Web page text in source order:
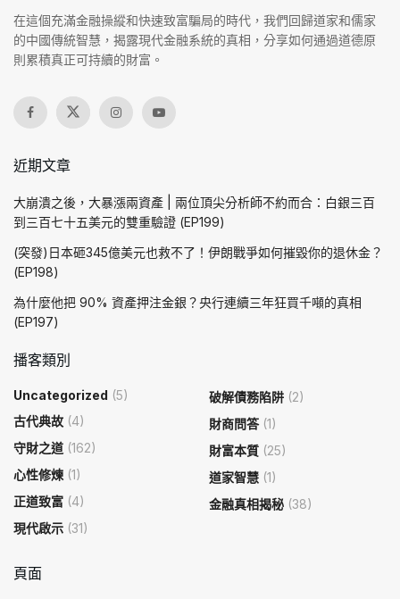
在這個充滿金融操縱和快速致富騙局的時代，我們回歸道家和儒家
的中國傳統智慧，揭露現代金融系統的真相，分享如何通過道德原
則累積真正可持續的財富。
近期文章
大崩潰之後，大暴漲兩資產 | 兩位頂尖分析師不約而合：白銀三百
到三百七十五美元的雙重驗證 (EP199)
(突發)日本砸345億美元也救不了！伊朗戰爭如何摧毀你的退休金？
(EP198)
為什麼他把 90% 資產押注金銀？央行連續三年狂買千噸的真相
(EP197)
播客類別
Uncategorized (5)
古代典故 (4)
守財之道 (162)
心性修煉 (1)
正道致富 (4)
現代啟示 (31)
破解債務陷阱 (2)
財商問答(1)
財富本質 (25)
道家智慧 (1)
金融真相揭秘 (38)
頁面